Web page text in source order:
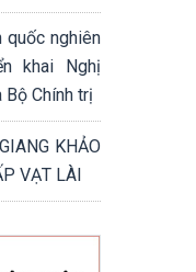
quốc nghiên
khai Nghị
Chính trị
KHẢO
VẠT LÀI